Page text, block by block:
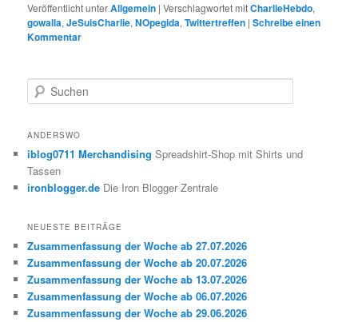
Veröffentlicht unterAllgemein |Verschlagwortet mitCharlieHebdo,
gowalla,JeSuisCharlie,NOpegida,Twittertreffen |Schreibe einen
Kommentar
u
h
n
ANDERSWO
iblog0711 Merchandising Spreadshirt-Shop mit Shirts und
Tassen
ironblogger.de Die Iron Blogger Zentrale
NEUESTE BEITRÄGE
Zusammenfassung der Woche ab 27.07.2026
Zusammenfassung der Woche ab 20.07.2026
Zusammenfassung der Woche ab 13.07.2026
Zusammenfassung der Woche ab 06.07.2026
Zusammenfassung der Woche ab 29.06.2026